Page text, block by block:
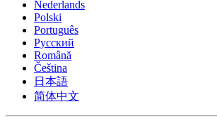
Nederlands
Polski
Português
Pусский
Română
Čeština
日本語
简体中文